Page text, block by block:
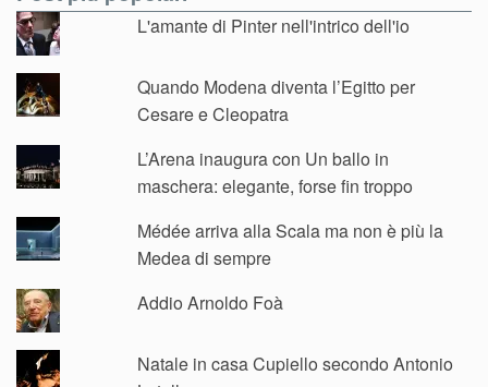
L'amante di Pinter nell'intrico dell'io
Quando Modena diventa l’Egitto per
Cesare e Cleopatra
L’Arena inaugura con Un ballo in
maschera: elegante, forse fin troppo
Médée arriva alla Scala ma non è più la
Medea di sempre
Addio Arnoldo Foà
Natale in casa Cupiello secondo Antonio